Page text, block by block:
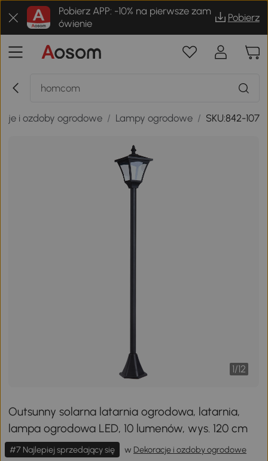
Pobierz APP: -10% na pierwsze zam
ówienie
Pobierz
i ozdoby ogrodowe / Lampy ogrodowe / SKU:842-107
1/12
Outsunny solarna latarnia ogrodowa, latarnia,
lampa ogrodowa LED, 10 lumenów, wys. 120 cm
#7 Najlepiej sprzedający się w Dekoracje i ozdoby ogrodowe